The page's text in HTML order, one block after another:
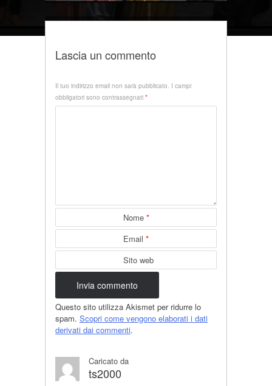
Lascia un commento
Il tuo indirizzo email non sarà pubblicato. I campi
obbligatori sono contrassegnati *
Nome *
Email *
Sito web
Questo sito utilizza Akismet per ridurre lo
spam. Scopri come vengono elaborati i dati
derivati dai commenti.
Caricato da
ts2000